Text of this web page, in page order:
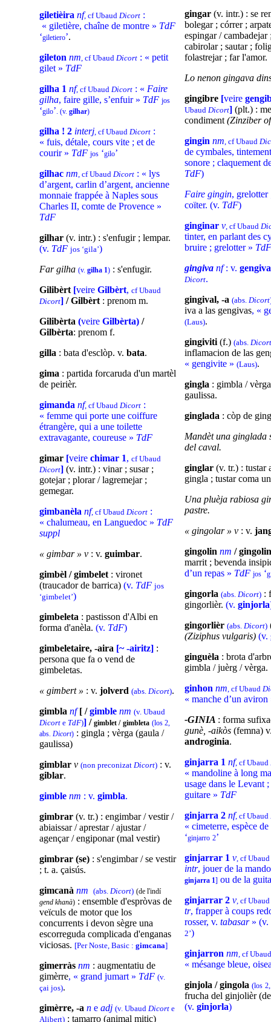
giletièira nf, cf Ubaud Dicort :
« giletière, chaîne de montre » TdF
‘giletiero’.
gileton nm, cf Ubaud Dicort : « petit
gilet » TdF
gilha 1 nf, cf Ubaud Dicort : « Faire
gilha, faire gille, s’enfuir » TdF jos
‘gilo’. (v. gilhar)
gilha ! 2 interj, cf Ubaud Dicort :
« fuis, détale, cours vite ; et de
courir » TdF jos ‘gilo’
gilhac nm, cf Ubaud Dicort : « lys
d’argent, carlin d’argent, ancienne
monnaie frappée à Naples sous
Charles II, comte de Provence »
TdF
gilhar (v. intr.) : s'enfugir ; lempar.
(v. TdF jos ‘gila’)
Far gilha (v. gilha 1) : s'enfugir.
Gilibèrt [veire Gilbèrt, cf Ubaud
Dicort] / Gilbèrt : prenom m.
Gilibèrta (veire Gilbèrta) /
Gilbèrta: prenom f.
gilla : bata d'esclòp. v. bata.
gima : partida forcaruda d'un martèl
de peirièr.
gimanda nf, cf Ubaud Dicort :
« femme qui porte une coiffure
étrangère, qui a une toilette
extravagante, coureuse » TdF
gimar [veire chimar 1, cf Ubaud
Dicort] (v. intr.) : vinar ; susar ;
gotejar ; plorar / lagremejar ;
gemegar.
gimbanèla nf, cf Ubaud Dicort :
« chalumeau, en Languedoc » TdF
suppl
« gimbar » v : v. guimbar.
gimbèl / gimbelet : vironet
(traucador de barrica) (v. TdF jos
‘gimbelet’)
gimbeleta : pastisson d'Albi en
forma d'anèla. (v. TdF)
gimbeletaire, -aira [~ -airitz] :
persona que fa o vend de
gimbeletas.
« gimbert » : v. jolverd (abs. Dicort).
gimbla nf [ /gimble nm (v. Ubaud
Dicort e TdF)] / gimblet / gimbleta (los 2,
abs. Dicort) : gingla ; vèrga (gaula /
gaulissa)
gimblar v (non preconizat Dicort) : v.
giblar.
gimble nm : v. gimbla.
gimbrar (v. tr.) : engimbar / vestir /
abiaissar / aprestar / ajustar /
agençar / engiponar (mal vestir)
gimbrar (se) : s'engimbar / se vestir
; t. a. çaisús.
gimcanà nm (abs. Dicort) (de l'indí
gend khanà) : ensemble d'espròvas de
veïculs de motor que los
concurrents i devon sègre una
escorreguda complicada d'enganas
viciosas. [Per Noste, Basic : gimcana]
gimerràs nm : augmentatiu de
gimèrre, « grand jumart » TdF (v.
çai jos).
gimèrre, -a n e adj (v. Ubaud Dicort e
Alibert) : tamarro (animal mitic)
gingar (v. intr.) : se
bolegar ; córrer ;
espingar / cambadejar
cabirolar ; sautar ;
folastrejar ; far l'amor.
Lo nenon gingava
gingibre [veire
Ubaud Dicort] (plt.) :
condiment (Zinziber
gingin nm, cf Ubaud
de cymbales,
sonore ; claquement
TdF)
Faire gingin,
coïter. (v. TdF)
ginginar v, cf Ubaud
tinter, en parlant des
bruire ; grelotter » TdF
gingiva nf: v. gengiva
Dicort.
gingival, -a (abs. Dicort
iva a las gengivas, «
(Laus).
gingiviti (f.) (abs. Dicort
inflamacion de las
« gengivite » (Laus).
gingla : gimbla /
gaulissa.
ginglada : còp de
Mandèt una ginglada
del caval.
ginglar (v. tr.) : tustar
gingla ; tustar coma
Una pluèja rabiosa
pastre.
« gingolar » v : v.
gingolin nm /
marrit ; bevenda
d’un repas » TdF jos ‘
gingorla (abs. Dicort) :
gingorlièr. (v. ginjorla
gingorlièr (abs. Dicort)
(Ziziphus vulgaris) (v.
ginguèla : brota
gimbla / juèrg / vèrga.
ginhon nm, cf Ubaud
« manche d’un
-GINIA : forma
gunè, -aikòs (femna)
androginia.
ginjarra 1 nf, cf Ubaud
« mandoline à long
usage dans le Levant
guitare » TdF
ginjarra 2 nf, cf Ubaud
« cimeterre, espèce
‘ginjarro 2’
ginjarrar 1 v, cf Ubaud
intr, jouer de la
ginjarra 1] ou de la
ginjarrar 2 v, cf Ubaud
tr, frapper à coups
rosser, v. tabasar» (v.
2’)
ginjarron nm, cf
« mésange bleue,
ginjola / gingola (los 2
frucha del ginjolièr
(v. ginjorla)